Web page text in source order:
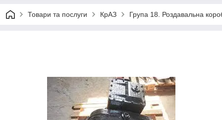
Товари та послуги КрАЗ Група 18. Роздавальна